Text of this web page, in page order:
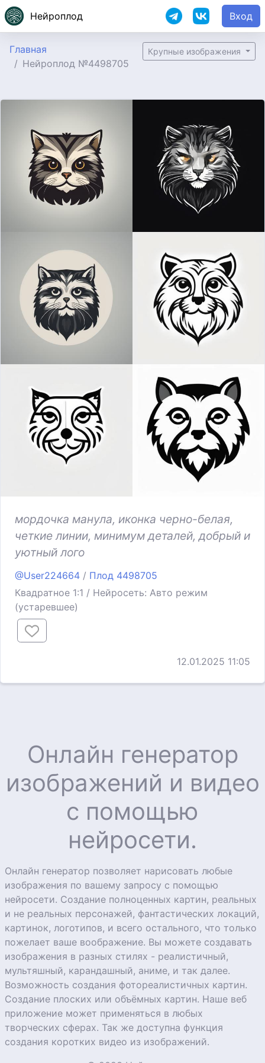
Нейроплод Вход
Главная
Нейроплод №4498705
Крупные изображения
мордочка манула, иконка черно-белая,
четкие линии, минимум деталей, добрый и
уютный лого
@User224664 / Плод 4498705
Квадратное 1:1 / Нейросеть: Авто режим
(устаревшее)
12.01.2025 11:05
Онлайн генератор
изображений и видео
с помощью
нейросети.
Онлайн генератор позволяет нарисовать любые
изображения по вашему запросу с помощью
нейросети. Создание полноценных картин, реальных
и не реальных персонажей, фантастических локаций,
картинок, логотипов, и всего остального, что только
пожелает ваше воображение. Вы можете создавать
изображения в разных стилях - реалистичный,
мультяшный, карандашный, аниме, и так далее.
Возможность создания фотореалистичных картин.
Создание плоских или объёмных картин. Наше веб
приложение может применяться в любых
творческих сферах. Так же доступна функция
создания коротких видео из изображений.